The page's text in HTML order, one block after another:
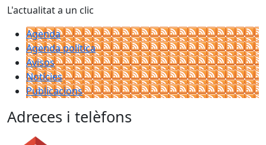
L'actualitat a un clic
Agenda
Agenda política
Avisos
Notícies
Publicacions
Adreces i telèfons